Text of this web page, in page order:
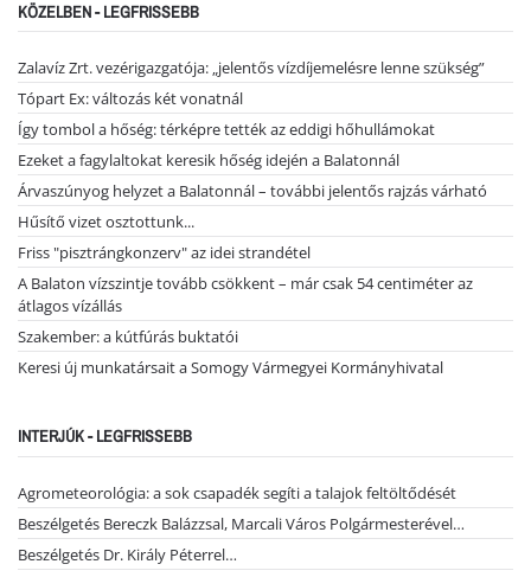
KÖZELBEN - LEGFRISSEBB
Zalavíz Zrt. vezérigazgatója: „jelentős vízdíjemelésre lenne szükség”
Tópart Ex: változás két vonatnál
Így tombol a hőség: térképre tették az eddigi hőhullámokat
Ezeket a fagylaltokat keresik hőség idején a Balatonnál
Árvaszúnyog helyzet a Balatonnál – további jelentős rajzás várható
Hűsítő vizet osztottunk...
Friss "pisztrángkonzerv" az idei strandétel
A Balaton vízszintje tovább csökkent – már csak 54 centiméter az
átlagos vízállás
Szakember: a kútfúrás buktatói
Keresi új munkatársait a Somogy Vármegyei Kormányhivatal
INTERJÚK - LEGFRISSEBB
Agrometeorológia: a sok csapadék segíti a talajok feltöltődését
Beszélgetés Bereczk Balázzsal, Marcali Város Polgármesterével…
Beszélgetés Dr. Király Péterrel…